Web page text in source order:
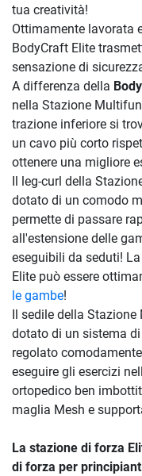
tua creatività!
Ottimamente lavorata
BodyCraft Elite
sensazione di
A differenza della
nella Stazione
trazione inferiore si
un cavo più corto
ottenere una migliore
Il leg-curl della
dotato di un comodo
permette di passare
all'estensione delle
eseguibili da seduti!
Elite può essere
le gambe!
Il sedile della
dotato di un sistema
regolato
eseguire gli esercizi
ortopedico ben
maglia Mesh e
La stazione di forza
di forza per